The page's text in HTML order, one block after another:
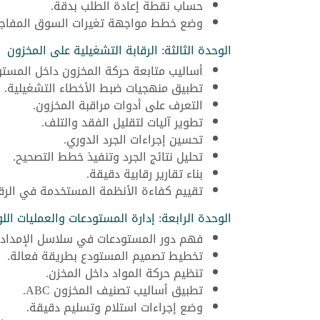
حساب نقطة إعادة الطلب بدقة.
وضع خطط مواجهة تغيرات السوق
الوحدة الثالثة: الرقابة التشغيلية على المخزون
أساليب متابعة حركة المخزون داخل
تطبيق منهجيات ضبط الأخطاء التشغيلية.
التعرف على أدوات مراقبة المخزون.
تطوير آليات لتقليل الفقد والتلف.
تحسين إجراءات الجرد الدوري.
تحليل نتائج الجرد وتنفيذ خطط التصحيح.
بناء تقارير رقابية دقيقة.
تقييم كفاءة الأنظمة المستخدمة في
الوحدة الرابعة: إدارة المستودعات والعمليات
فهم دور المستودعات في سلاسل
تخطيط تصميم المستودع بطريقة فعالة.
تنظيم حركة المواد داخل المخزن.
تطبيق أساليب تصنيف المخزون ABC.
وضع إجراءات استلام وتسليم دقيقة.